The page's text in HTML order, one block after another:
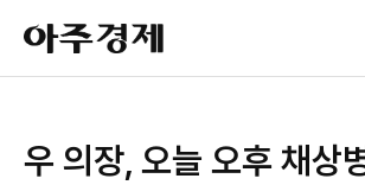
아
주
경
우 의장, 오늘 오후 채상